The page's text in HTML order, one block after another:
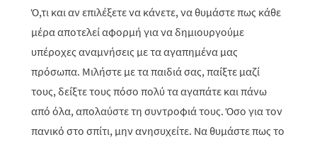
Ό,τι και αν επιλέξετε να κάνετε, να θυμάστε πως κάθε
μέρα αποτελεί αφορμή για να δημιουργούμε
υπέροχες αναμνήσεις με τα αγαπημένα μας
πρόσωπα. Μιλήστε με τα παιδιά σας, παίξτε μαζί
τους, δείξτε τους πόσο πολύ τα αγαπάτε και πάνω
από όλα, απολαύστε τη συντροφιά τους. Όσο για τον
πανικό στο σπίτι, μην ανησυχείτε. Να θυμάστε πως το